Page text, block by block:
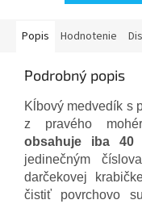
Popis Hodnotenie
Podrobný popis
Kĺbový medvedík s
z pravého
obsahuje iba
jedinečným
darčekovej
čistiť povrchovo